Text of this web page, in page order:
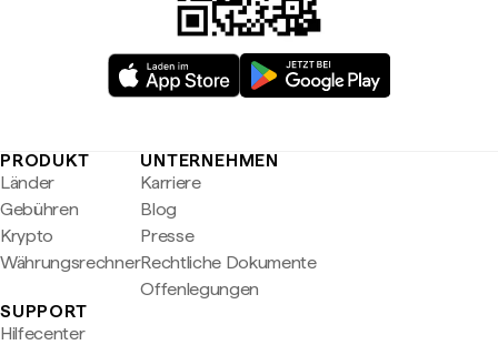
PRODUKT
Länder
Gebühren
Krypto
Währungsrechner
UNTERNEHMEN
Karriere
Blog
Presse
Rechtliche Dokumente
Offenlegungen
SUPPORT
Hilfecenter